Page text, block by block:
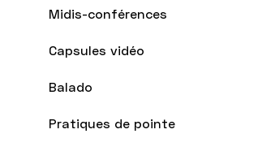
Midis-conférences
Capsules vidéo
Balado
Pratiques de pointe